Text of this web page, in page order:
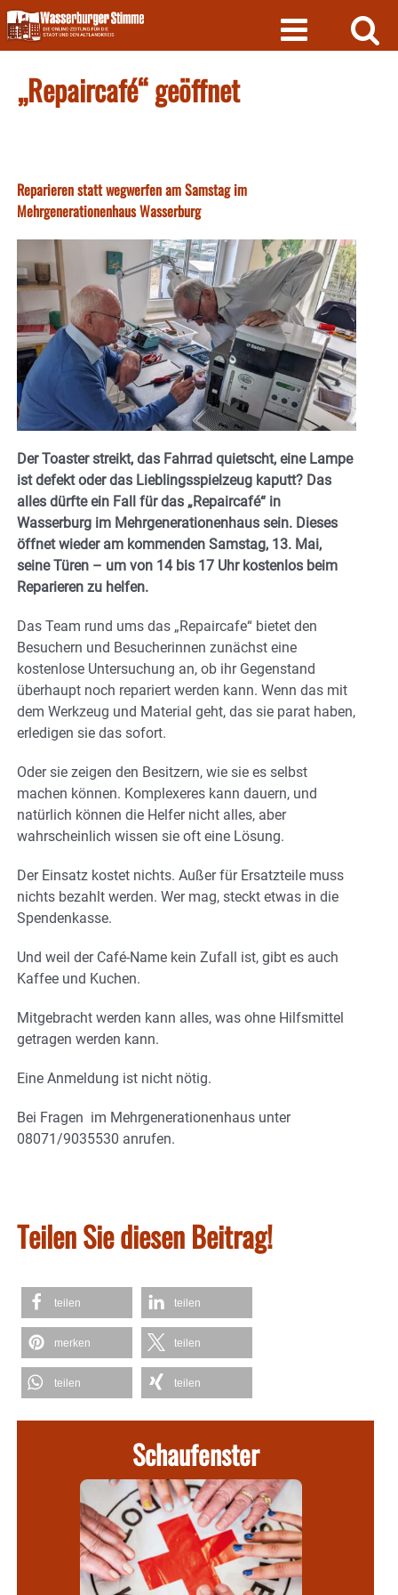
Skip
to
content
„Repaircafé“ geöffnet
Reparieren statt wegwerfen am Samstag im
Mehrgenerationenhaus Wasserburg
Der Toaster streikt, das Fahrrad quietscht, eine Lampe
ist defekt oder das Lieblingsspielzeug kaputt? Das
alles dürfte ein Fall für das „Repaircafé“ in
Wasserburg im Mehrgenerationenhaus sein. Dieses
öffnet wieder am kommenden Samstag, 13. Mai,
seine Türen – um von 14 bis 17 Uhr kostenlos beim
Reparieren zu helfen.
Das Team rund ums das „Repaircafe“ bietet den
Besuchern und Besucherinnen zunächst eine
kostenlose Untersuchung an, ob ihr Gegenstand
überhaupt noch repariert werden kann. Wenn das mit
dem Werkzeug und Material geht, das sie parat haben,
erledigen sie das sofort.
Oder sie zeigen den Besitzern, wie sie es selbst
machen können. Komplexeres kann dauern, und
natürlich können die Helfer nicht alles, aber
wahrscheinlich wissen sie oft eine Lösung.
Der Einsatz kostet nichts. Außer für Ersatzteile muss
nichts bezahlt werden. Wer mag, steckt etwas in die
Spendenkasse.
Und weil der Café-Name kein Zufall ist, gibt es auch
Kaffee und Kuchen.
Mitgebracht werden kann alles, was ohne Hilfsmittel
getragen werden kann.
Eine Anmeldung ist nicht nötig.
Bei Fragen im Mehrgenerationenhaus unter
08071/9035530 anrufen.
Teilen Sie diesen Beitrag!
teilen teilen
merken teilen
teilen teilen
Schaufenster